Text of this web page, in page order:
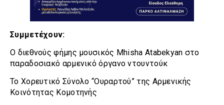
Συμμετέχουν:
Ο διεθνούς φήμης μουσικός Mhisha Atabekyan στο
παραδοσιακό αρμενικό όργανο ντουντούκ
Το Χορευτικό Σύνολο “Ουραρτού” της Αρμενικής
Κοινότητας Κομοτηνής